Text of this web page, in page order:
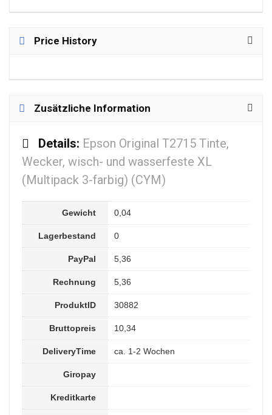
Price History
Zusätzliche Information
Details: Epson Original T2715 Tinte,
Wecker, wisch- und wasserfeste XL
(Multipack 3-farbig) (CYM)
Gewicht 0,04
Lagerbestand 0
PayPal 5,36
Rechnung 5,36
ProduktID 30882
Bruttopreis 10,34
DeliveryTime ca. 1-2 Wochen
Giropay
Kreditkarte